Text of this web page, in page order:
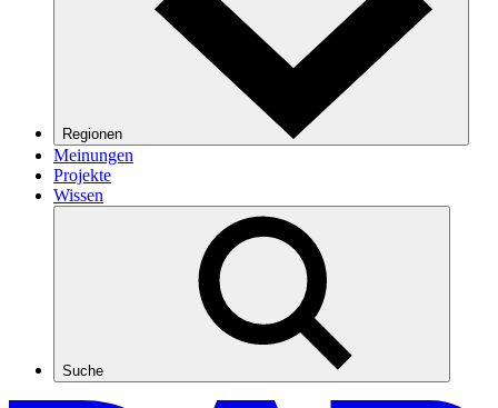
Regionen
Meinungen
Projekte
Wissen
Suche